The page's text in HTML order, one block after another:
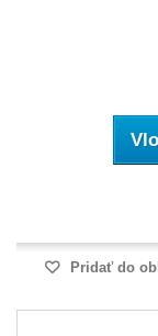
Pridať do